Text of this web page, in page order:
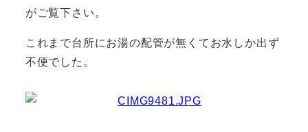
がご覧下さい。
これまで台所にお湯の配管が無くてお水しか出ず
不便でした。